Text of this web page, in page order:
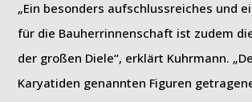
„Ein besonders aufschlussreiches und
für die Bauherrinnenschaft ist zudem
der großen Diele“, erklärt Kuhrmann.
Karyatiden genannten Figuren